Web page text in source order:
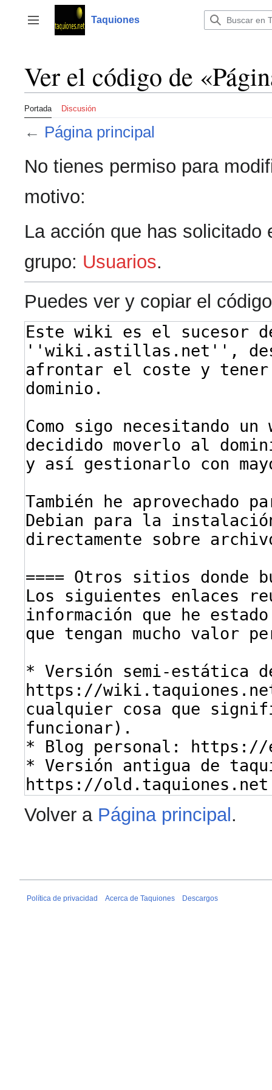
contenido
Mostrar u ocultar la barra lateral
Taquiones
Ver el código de
Portada Discusión
← Página principal
No tienes permiso para
motivo:
La acción que has solicitado
grupo: Usuarios.
Puedes ver y copiar el
Volver a Página principal.
Política de privacidad Acerca de Taquiones Descargos